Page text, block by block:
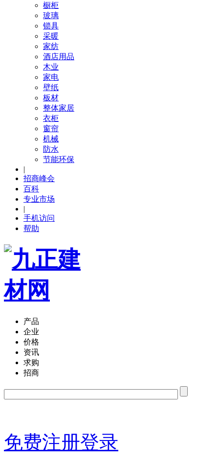
橱柜
玻璃
锁具
采暖
家纺
酒店用品
木业
家电
壁纸
板材
整体家居
衣柜
窗帘
机械
防水
节能环保
|
招商峰会
百科
专业市场
|
手机访问
帮助
产品
企业
价格
资讯
求购
招商
免费注册登录